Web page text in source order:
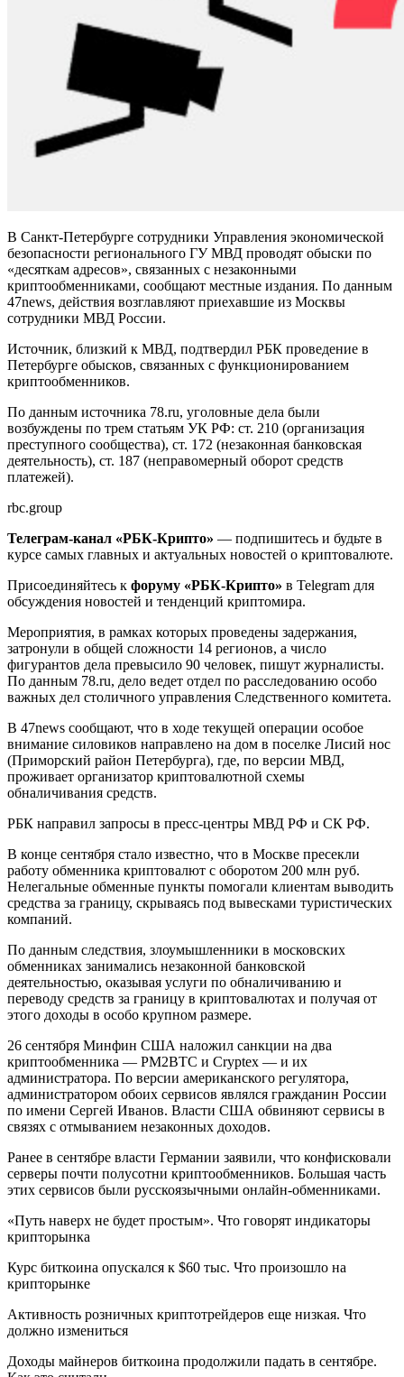
В Санкт-Петербурге сотрудники Управления экономической
безопасности регионального ГУ МВД проводят обыски по
«десяткам адресов», связанных с незаконными
криптообменниками, сообщают местные издания. По данным
47news, действия возглавляют приехавшие из Москвы
сотрудники МВД России.
Источник, близкий к МВД, подтвердил РБК проведение в
Петербурге обысков, связанных с функционированием
криптообменников.
По данным источника 78.ru, уголовные дела были
возбуждены по трем статьям УК РФ: ст. 210 (организация
преступного сообщества), ст. 172 (незаконная банковская
деятельность), ст. 187 (неправомерный оборот средств
платежей).
rbc.group
Телеграм-канал «РБК-Крипто» — подпишитесь и будьте в
курсе самых главных и актуальных новостей о криптовалюте.
Присоединяйтесь к форуму «РБК-Крипто» в Telegram для
обсуждения новостей и тенденций криптомира.
Мероприятия, в рамках которых проведены задержания,
затронули в общей сложности 14 регионов, а число
фигурантов дела превысило 90 человек, пишут журналисты.
По данным 78.ru, дело ведет отдел по расследованию особо
важных дел столичного управления Следственного комитета.
В 47news сообщают, что в ходе текущей операции особое
внимание силовиков направлено на дом в поселке Лисий нос
(Приморский район Петербурга), где, по версии МВД,
проживает организатор криптовалютной схемы
обналичивания средств.
РБК направил запросы в пресс-центры МВД РФ и СК РФ.
В конце сентября стало известно, что в Москве пресекли
работу обменника криптовалют с оборотом 200 млн руб.
Нелегальные обменные пункты помогали клиентам выводить
средства за границу, скрываясь под вывесками туристических
компаний.
По данным следствия, злоумышленники в московских
обменниках занимались незаконной банковской
деятельностью, оказывая услуги по обналичиванию и
переводу средств за границу в криптовалютах и получая от
этого доходы в особо крупном размере.
26 сентября Минфин США наложил санкции на два
криптообменника — PM2BTC и Cryptex — и их
администратора. По версии американского регулятора,
администратором обоих сервисов являлся гражданин России
по имени Сергей Иванов. Власти США обвиняют сервисы в
связях с отмыванием незаконных доходов.
Ранее в сентябре власти Германии заявили, что конфисковали
серверы почти полусотни криптообменников. Большая часть
этих сервисов были русскоязычными онлайн-обменниками.
«Путь наверх не будет простым». Что говорят индикаторы
крипторынка
Курс биткоина опускался к $60 тыс. Что произошло на
крипторынке
Активность розничных криптотрейдеров еще низкая. Что
должно измениться
Доходы майнеров биткоина продолжили падать в сентябре.